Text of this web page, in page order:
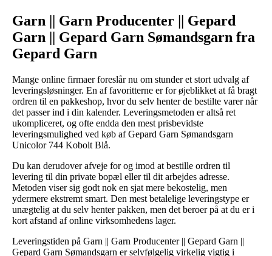
Garn || Garn Producenter || Gepard
Garn || Gepard Garn Sømandsgarn fra
Gepard Garn
Mange online firmaer foreslår nu om stunder et stort udvalg af
leveringsløsninger. En af favoritterne er for øjeblikket at få bragt
ordren til en pakkeshop, hvor du selv henter de bestilte varer når
det passer ind i din kalender. Leveringsmetoden er altså ret
ukompliceret, og ofte endda den mest prisbevidste
leveringsmulighed ved køb af Gepard Garn Sømandsgarn
Unicolor 744 Kobolt Blå.
Du kan derudover afveje for og imod at bestille ordren til
levering til din private bopæl eller til dit arbejdes adresse.
Metoden viser sig godt nok en sjat mere bekostelig, men
ydermere ekstremt smart. Den mest betalelige leveringstype er
unægtelig at du selv henter pakken, men det beroer på at du er i
kort afstand af online virksomhedens lager.
Leveringstiden på Garn || Garn Producenter || Gepard Garn ||
Gepard Garn Sømandsgarn er selvfølgelig virkelig vigtig i